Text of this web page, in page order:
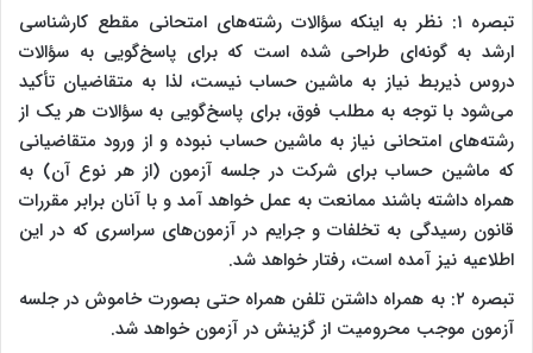
تبصره ۱: نظر به اینکه سؤالات رشته‌های امتحانی مقطع کارشناسی
ارشد به گونه‌ای طراحی شده است که برای پاسخ‌گویی به سؤالات
دروس ذیربط نیاز به ماشین حساب نیست، لذا به متقاضیان تأکید
می‌شود با توجه به مطلب فوق، برای پاسخ‌گویی به سؤالات هر یک از
رشته‌های امتحانی نیاز به ماشین حساب نبوده و از ورود متقاضیانی
که ماشین حساب برای شرکت در جلسه آزمون (از هر نوع آن) به
همراه داشته باشند ممانعت به عمل خواهد آمد و با آنان برابر مقررات
قانون رسیدگی به تخلفات و جرایم در آزمون‌های سراسری که در این
اطلاعیه نیز آمده است، رفتار خواهد شد.
تبصره ۲: به همراه داشتن تلفن همراه حتی بصورت خاموش در جلسه
آزمون موجب محرومیت از گزینش در آزمون خواهد شد.